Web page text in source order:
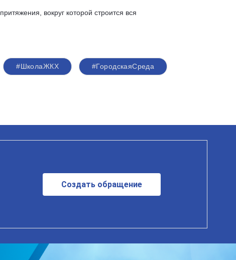
вокруг которой строится вся
#ШколаЖКХ #ГородскаяСреда
Создать обращение